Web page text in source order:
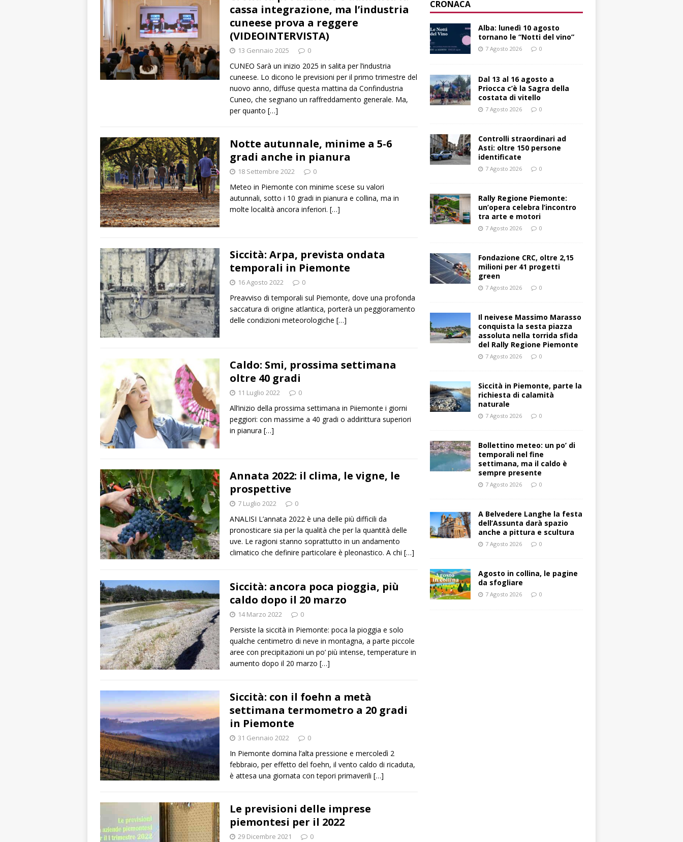
cassa integrazione, ma l’industria
cuneese prova a reggere
(VIDEOINTERVISTA)
13 Gennaio 2025 0
CUNEO Sarà un inizio 2025 in salita per l’industria
cuneese. Lo dicono le previsioni per il primo trimestre del
nuovo anno, diffuse questa mattina da Confindustria
Cuneo, che segnano un raffreddamento generale. Ma,
per quanto […]
Notte autunnale, minime a 5-6
gradi anche in pianura
18 Settembre 2022 0
Meteo in Piemonte con minime scese su valori
autunnali, sotto i 10 gradi in pianura e collina, ma in
molte località ancora inferiori. […]
Siccità: Arpa, prevista ondata
temporali in Piemonte
16 Agosto 2022 0
Preavviso di temporali sul Piemonte, dove una profonda
saccatura di origine atlantica, porterà un peggioramento
delle condizioni meteorologiche […]
Caldo: Smi, prossima settimana
oltre 40 gradi
11 Luglio 2022 0
All’inizio della prossima settimana in Piiemonte i giorni
peggiori: con massime a 40 gradi o addirittura superiori
in pianura […]
Annata 2022: il clima, le vigne, le
prospettive
7 Luglio 2022 0
ANALISI L’annata 2022 è una delle più difficili da
pronosticare sia per la qualità che per la quantità delle
uve. Le ragioni stanno soprattutto in un andamento
climatico che definire particolare è pleonastico. A chi […]
Siccità: ancora poca pioggia, più
caldo dopo il 20 marzo
14 Marzo 2022 0
Persiste la siccità in Piemonte: poca la pioggia e solo
qualche centimetro di neve in montagna, a parte piccole
aree con precipitazioni un po’ più intense, temperature in
aumento dopo il 20 marzo […]
Siccità: con il foehn a metà
settimana termometro a 20 gradi
in Piemonte
31 Gennaio 2022 0
In Piemonte domina l’alta pressione e mercoledì 2
febbraio, per effetto del foehn, il vento caldo di ricaduta,
è attesa una giornata con tepori primaverili […]
Le previsioni delle imprese
piemontesi per il 2022
29 Dicembre 2021 0
CRONACA
Alba: lunedì 10 agosto
tornano le “Notti del vino”
7 Agosto 2026 0
Dal 13 al 16 agosto a
Priocca c’è la Sagra della
costata di vitello
7 Agosto 2026 0
Controlli straordinari ad
Asti: oltre 150 persone
identificate
7 Agosto 2026 0
Rally Regione Piemonte:
un’opera celebra l’incontro
tra arte e motori
7 Agosto 2026 0
Fondazione CRC, oltre 2,15
milioni per 41 progetti
green
7 Agosto 2026 0
Il neivese Massimo Marasso
conquista la sesta piazza
assoluta nella torrida sfida
del Rally Regione Piemonte
7 Agosto 2026 0
Siccità in Piemonte, parte la
richiesta di calamità
naturale
7 Agosto 2026 0
Bollettino meteo: un po’ di
temporali nel fine
settimana, ma il caldo è
sempre presente
7 Agosto 2026 0
A Belvedere Langhe la festa
dell’Assunta darà spazio
anche a pittura e scultura
7 Agosto 2026 0
Agosto in collina, le pagine
da sfogliare
7 Agosto 2026 0